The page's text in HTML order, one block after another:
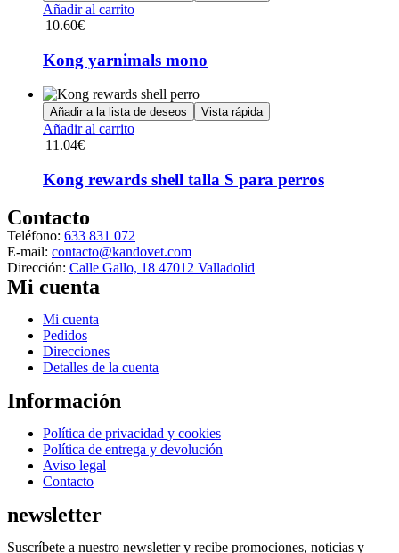
Añadir al carrito
10.60€
Kong yarnimals mono
Añadir a la lista de deseos Vista rápida
Añadir al carrito
11.04€
Kong rewards shell talla S para perros
Contacto
Teléfono: 633 831 072
E-mail: contacto@kandovet.com
Dirección: Calle Gallo, 18 47012 Valladolid
Mi cuenta
Menú
Mi cuenta
Pedidos
Direcciones
Detalles de la cuenta
Información
Menú
Política de privacidad y cookies
Política de entrega y devolución
Aviso legal
Contacto
newsletter
Suscríbete a nuestro newsletter y recibe promociones, noticias y